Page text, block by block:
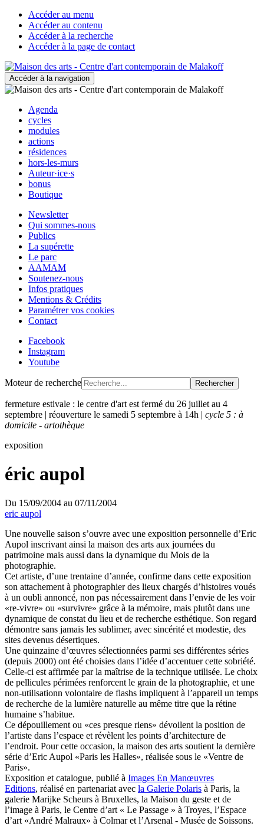
Accéder au menu
Accéder au contenu
Accéder à la recherche
Accéder à la page de contact
Accéder à la navigation
Agenda
cycles
modules
actions
résidences
hors-les-murs
Auteur·ice·s
bonus
Boutique
Newsletter
Qui sommes-nous
Publics
La supérette
Le parc
AAMAM
Soutenez-nous
Infos pratiques
Mentions & Crédits
Paramétrer vos cookies
Contact
Facebook
Instagram
Youtube
Moteur de recherche Rechercher
fermeture estivale : le centre d'art est fermé du 26 juillet au 4
septembre | réouverture le samedi 5 septembre à 14h | cycle 5 : à
domicile - artothèque
exposition
éric aupol
Du 15/09/2004 au 07/11/2004
eric aupol
Une nouvelle saison s’ouvre avec une exposition personnelle d’Eric
Aupol inscrivant ainsi la maison des arts aux journées du
patrimoine mais aussi dans la dynamique du Mois de la
photographie.
Cet artiste, d’une trentaine d’année, confirme dans cette exposition
son attachement à photographier des lieux chargés d’histoires voués
à un oubli annoncé, non pas nécessairement dans l’envie de les voir
«re-vivre» ou «survivre» grâce à la mémoire, mais plutôt dans une
dynamique de constat du lieu et de recherche esthétique. Son regard
démontre sans jamais les sublimer, avec sincérité et modestie, des
sites devenus désertiques.
Une quinzaine d’œuvres sélectionnées parmi ses différentes séries
(depuis 2000) ont été choisies dans l’idée d’accentuer cette sobriété.
Celle-ci est affirmée par la maîtrise de la technique utilisée. Le choix
de pellicules périmées renforcent le grain de la photographie, et une
non-utilisationn volontaire de flashs impliquent à l’appareil un temps
de recherche de la lumière naturelle au même titre que la rétine
humaine s’habitue.
Ce dépouillement ou «ces presque riens» dévoilent la position de
l’artiste dans l’espace et révèlent les points d’architecture de
l’endroit. Pour cette occasion, la maison des arts soutient la dernière
série d’Eric Aupol «Paris les Halles», réalisée sous le «Ventre de
Paris».
Exposition et catalogue, publié à Images En Manœuvres
Editions, réalisé en partenariat avec la Galerie Polaris à Paris, la
galerie Marijke Scheurs à Bruxelles, la Maison du geste et de
l’image à Paris, le Centre d’art « Le Passage » à Troyes, l’Espace
d’art «André Malraux» à Colmar et l’Arsenal - Musée de Soissons.